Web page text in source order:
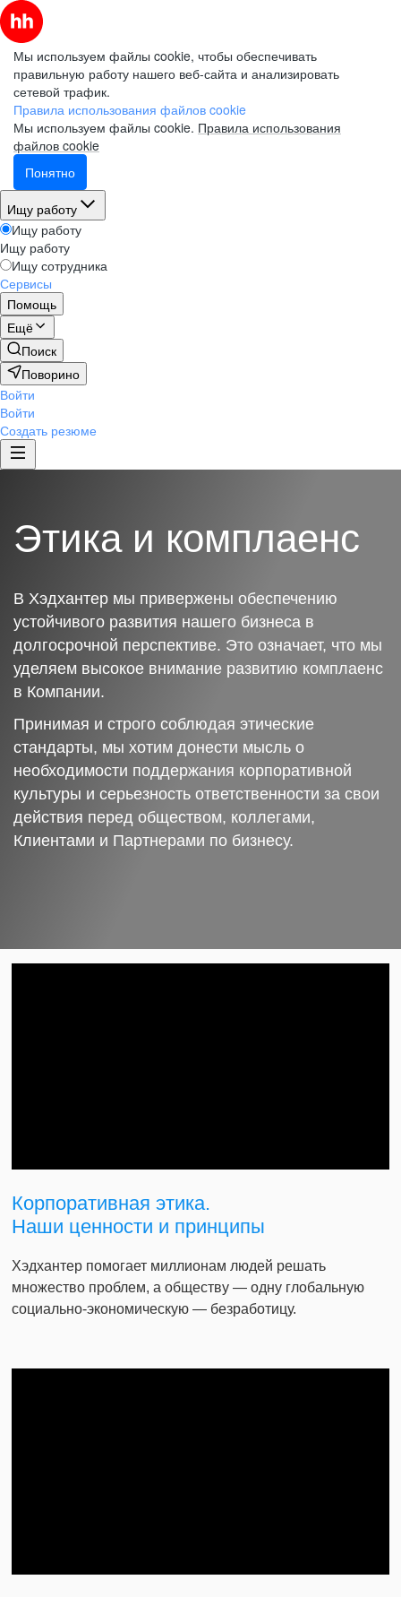
Мы используем файлы cookie, чтобы обеспечивать
правильную работу нашего веб-сайта и анализировать
сетевой трафик.
Правила использования файлов cookie
Мы используем файлы cookie. Правила использования
файлов cookie
Понятно
Ищу работу
Ищу работу
Ищу работу
Ищу сотрудника
Сервисы
Помощь
Ещё
Поиск
Поворино
Войти
Войти
Создать резюме
Этика и комплаенс
В Хэдхантер мы привержены обеспечению
устойчивого развития нашего бизнеса в
долгосрочной перспективе. Это означает, что мы
уделяем высокое внимание развитию комплаенс
в Компании.
Принимая и строго соблюдая этические
стандарты, мы хотим донести мысль о
необходимости поддержания корпоративной
культуры и серьезность ответственности за свои
действия перед обществом, коллегами,
Клиентами и Партнерами по бизнесу.
Корпоративная этика.
Наши ценности и принципы
Хэдхантер помогает миллионам людей решать
множество проблем, а обществу — одну глобальную
социально-экономическую — безработицу.